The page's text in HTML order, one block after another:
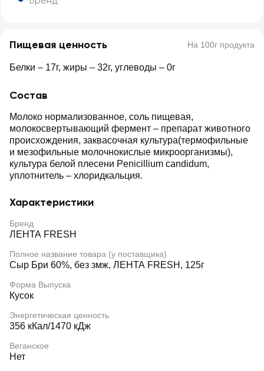
Пищевая ценность На 100г продукта
Белки – 17г, жиры – 32г, углеводы – 0г
Состав
Молоко нормализованное, соль пищевая,
молокосвертывающий фермент – препарат животного
происхождения, заквасочная культура(термофильные
и мезофильные молочнокислые микроорганизмы),
культура белой плесени Penicillium candidum,
уплотнитель – хлоридкальция.
Характеристики
Бренд
ЛЕНТА FRESH
Полное название товара (у поставщика)
Сыр Бри 60%, без змж, ЛЕНТА FRESH, 125г
Форма Выпуска
Кусок
Энергетическая ценность
356 кКал/1470 кДж
Веганское
Нет